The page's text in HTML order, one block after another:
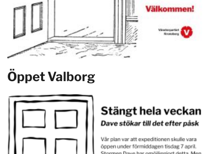
Öppet Valborg